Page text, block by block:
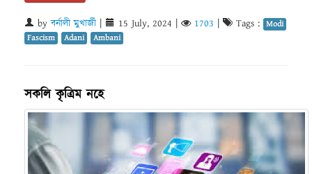
byবর্নালী মুখার্জী | 15 July, 2024 | 1703 | Tags : Modi
Fascism
Adani Ambani
সকলি কৃত্রিম নহে